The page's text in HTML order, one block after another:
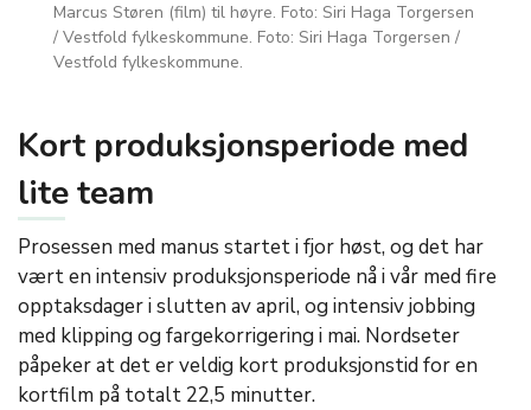
Marcus Støren (film) til høyre. Foto: Siri Haga Torgersen
/ Vestfold fylkeskommune. Foto: Siri Haga Torgersen /
Vestfold fylkeskommune.
Kort produksjonsperiode med
lite team
Prosessen med manus startet i fjor høst, og det har
vært en intensiv produksjonsperiode nå i vår med fire
opptaksdager i slutten av april, og intensiv jobbing
med klipping og fargekorrigering i mai. Nordseter
påpeker at det er veldig kort produksjonstid for en
kortfilm på totalt 22,5 minutter.